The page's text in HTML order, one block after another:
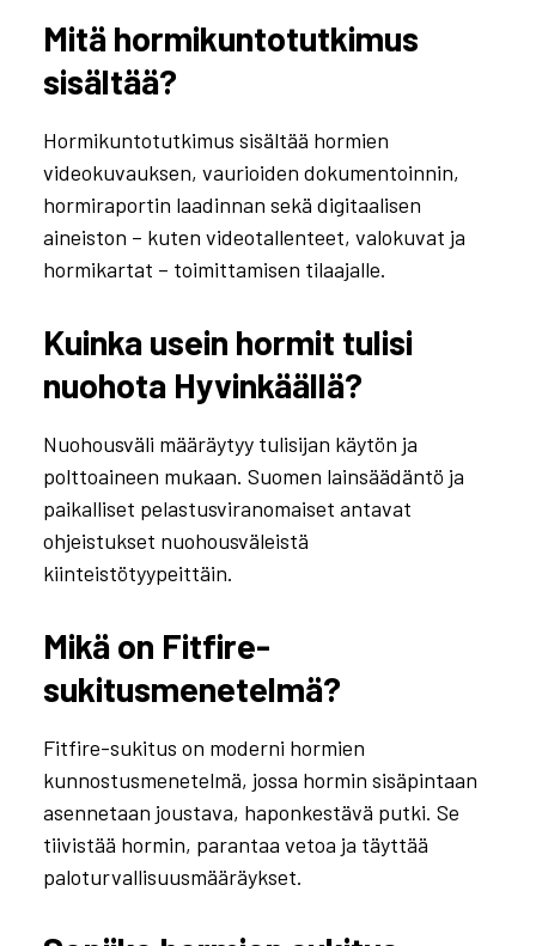
Mitä hormikuntotutkimus
sisältää?
Hormikuntotutkimus sisältää hormien
videokuvauksen, vaurioiden dokumentoinnin,
hormiraportin laadinnan sekä digitaalisen
aineiston – kuten videotallenteet, valokuvat ja
hormikartat – toimittamisen tilaajalle.
Kuinka usein hormit tulisi
nuohota Hyvinkäällä?
Nuohousväli määräytyy tulisijan käytön ja
polttoaineen mukaan. Suomen lainsäädäntö ja
paikalliset pelastusviranomaiset antavat
ohjeistukset nuohousväleistä
kiinteistötyypeittäin.
Mikä on Fitfire-
sukitusmenetelmä?
Fitfire-sukitus on moderni hormien
kunnostusmenetelmä, jossa hormin sisäpintaan
asennetaan joustava, haponkestävä putki. Se
tiivistää hormin, parantaa vetoa ja täyttää
paloturvallisuusmääräykset.